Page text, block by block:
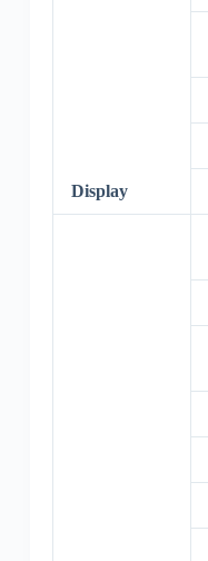
Display